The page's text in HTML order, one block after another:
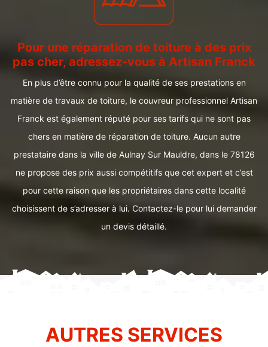
Pour une réparation de toiture à des prix
pas cher, adressez-vous à Artisan Franck
En plus d’être connu pour la qualité de ses prestations en
matière de travaux de toiture, le couvreur professionnel Artisan
Franck est également réputé pour ses tarifs qui ne sont pas
chers en matière de réparation de toiture. Aucun autre
prestataire dans la ville de Aulnay Sur Mauldre, dans le 78126
ne propose des prix aussi compétitifs que cet expert et c’est
pour cette raison que les propriétaires dans cette localité
choisissent de s’adresser à lui. Contactez-le pour lui demander
un devis détaillé.
AUTRES SERVICES